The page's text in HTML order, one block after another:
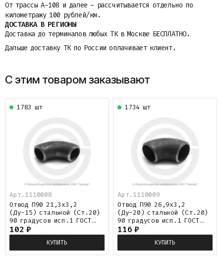
От трассы A-108 и далее - рассчитывается отдельно по
километражу 100 рублей/км.
ДОСТАВКА В РЕГИОНЫ
Доставка до терминалов любых ТК в Москве БЕСПЛАТНО.
Дальше доставку ТК по России оплачивает клиент.
С этим товаром заказывают
Арт.1110008
1783 шт
Отвод П90 21,3х3,2
(Ду-15) стальной (Ст.20)
90 градусов исп.1 ГОСТ
17375
102 ₽
КУПИТЬ
Арт.1110009
1734 шт
Отвод П90 26,9х3,2
(Ду-20) стальной (Ст.20)
90 градусов исп.1 ГОСТ
17375
116 ₽
КУПИТЬ